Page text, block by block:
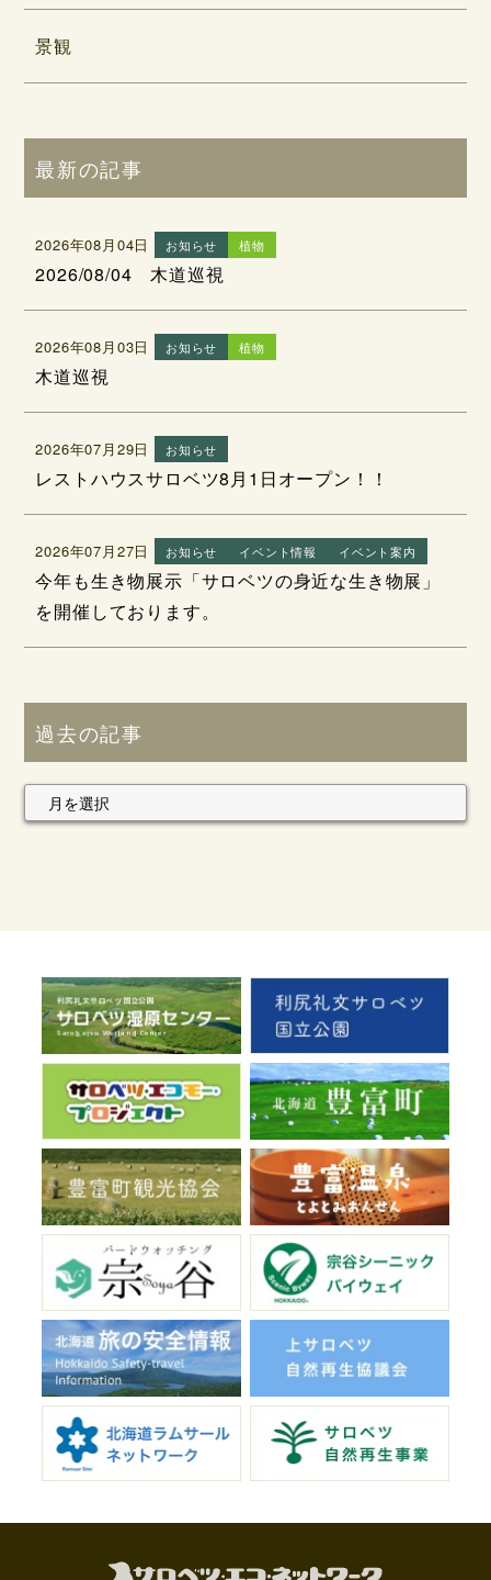
景観
最新の記事
2026年08月04日 お知らせ 植物
2026/08/04 木道巡視
2026年08月03日 お知らせ 植物
木道巡視
2026年07月29日 お知らせ
レストハウスサロベツ8月1日オープン！！
2026年07月27日 お知らせ イベント情報 イベント案内
今年も生き物展示「サロベツの身近な生き物展」
を開催しております。
過去の記事